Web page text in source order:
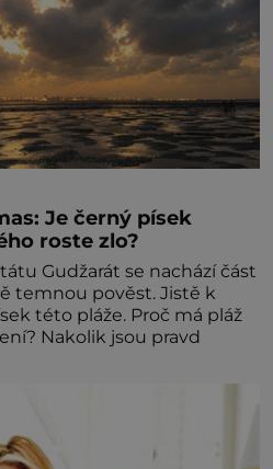
Je černý písek
roste zlo?
Gudžarát se nachází část
temnou pověst. Jistě k
této pláže. Proč má pláž
takové netypické zbarvení? Nakolik jsou pravd